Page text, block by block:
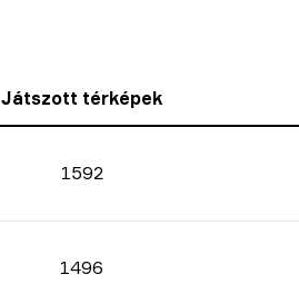
Játszott térképek
1592
1496